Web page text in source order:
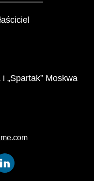
„Spartak” Moskwa
.com